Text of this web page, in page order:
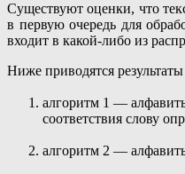
Существуют оценки, что
в первую очередь для
входит в какой-либо из
Ниже приводятся
алгоритм 1 —
соответствия слову
алгоритм 2 —